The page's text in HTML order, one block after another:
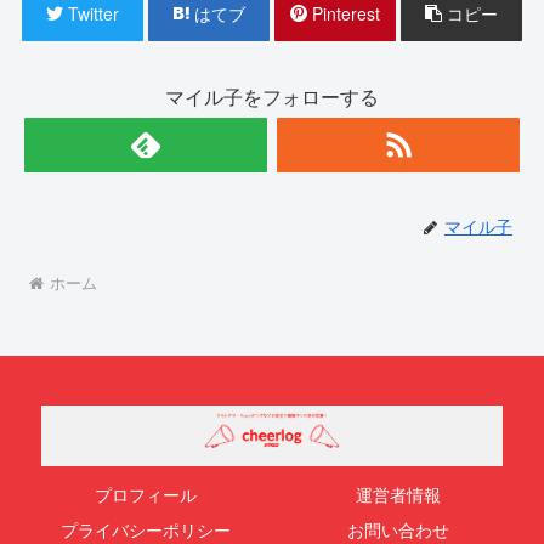
Twitter はてブ Pinterest コピー
マイル子をフォローする
マイル子
ホーム
プロフィール
運営者情報
プライバシーポリシー
お問い合わせ